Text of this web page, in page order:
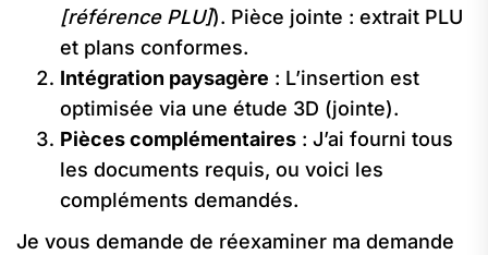
[référence PLU]). Pièce jointe : extrait PLU
et plans conformes.
Intégration paysagère : L’insertion est
optimisée via une étude 3D (jointe).
Pièces complémentaires : J’ai fourni tous
les documents requis, ou voici les
compléments demandés.
Je vous demande de réexaminer ma demande